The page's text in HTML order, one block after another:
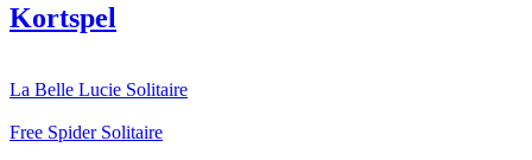
Kortspel
La Belle Lucie Solitaire
Free Spider Solitaire